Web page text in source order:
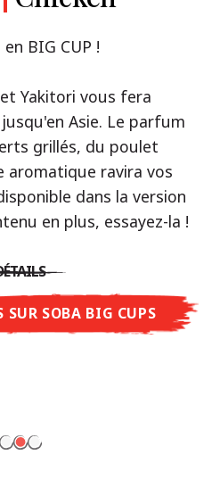
un seul objectif : le
– sans le
découvrez le
comme jamais
Spicy Miso, ou
avec Tonkotsu. Le goût
– à savourer chez
BIG CUP !
Yakitori vous fera
Asie. Le parfum
grillés, du poulet
aromatique ravira vos
dans la version
en plus, essayez-la !
SUR SOBA BIG CUPS
découvrez le goût de
comme la cuisine
est synonyme
gustative.
combinée aux
authentique.